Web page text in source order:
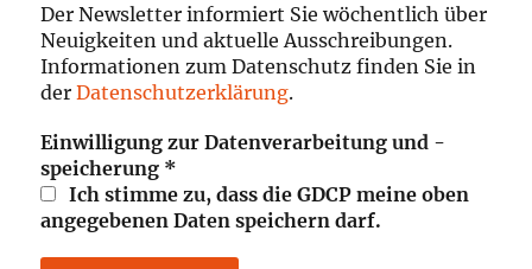
Der Newsletter informiert Sie wöchentlich über
Neuigkeiten und aktuelle Ausschreibungen.
Informationen zum Datenschutz finden Sie in
derDatenschutzerklärung.
Einwilligung zur Datenverarbeitung und -
speicherung *
Ich stimme zu, dass die GDCP meine oben
angegebenen Daten speichern darf.